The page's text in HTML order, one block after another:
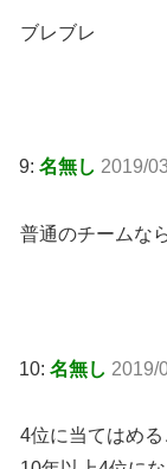
ブレブレ
9: 名無し 2019/
普通のチームな
10: 名無し 2019/
4位に当てはめ